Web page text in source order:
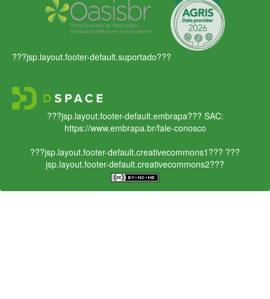
???jsp.layout.footer-default.suportado???
???jsp.layout.footer-default.embrapa??? SAC:
https://www.embrapa.br/fale-conosco
???jsp.layout.footer-default.creativecommons1??? ???
jsp.layout.footer-default.creativecommons2???